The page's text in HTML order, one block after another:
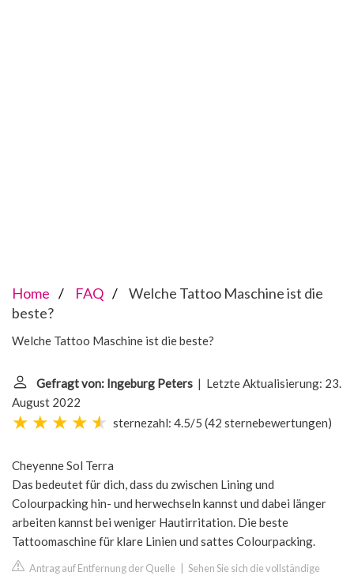
Home FAQ
Welche Tattoo Maschine ist die
beste?
Welche Tattoo Maschine ist die beste?
Gefragt von: Ingeburg Peters | Letzte Aktualisierung: 23.
August 2022
sternezahl: 4.5/5 (42 sternebewertungen)
Cheyenne Sol Terra
Das bedeutet für dich, dass du zwischen Lining und
Colourpacking hin- und herwechseln kannst und dabei länger
arbeiten kannst bei weniger Hautirritation. Die beste
Tattoomaschine für klare Linien und sattes Colourpacking.
Antrag auf Entfernung der Quelle Sehen Sie sich die vollständige